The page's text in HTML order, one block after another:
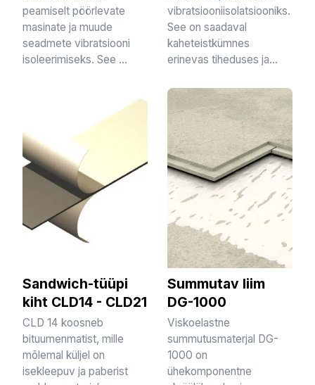
peamiselt pöörlevate
masinate ja muude
seadmete vibratsiooni
isoleerimiseks. See ...
vibratsiooniisolatsiooniks.
See on saadaval
kaheteistkümnes
erinevas tiheduses ja...
Sandwich-tüüpi
kiht CLD14 - CLD21
CLD 14 koosneb
bituumenmatist, mille
mõlemal küljel on
isekleepuv ja paberist
Summutav liim
DG-1000
Viskoelastne
summutusmaterjal DG-
1000 on
ühekomponentne